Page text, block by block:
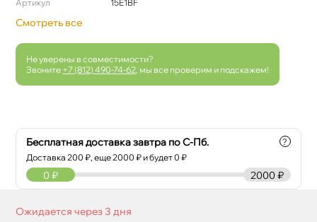
Артикул
15E1BF
Смотреть все
Не уверены в совместимости?
Звоните +7 (812) 490-74-62 , мы все проверим и подскажем!
Бесплатная доставка завтра по С-Пб.
Доставка200 ₽, еще2000 ₽ и будет 0 ₽
?
2000 ₽
0 ₽
Ожидается через 3 дня